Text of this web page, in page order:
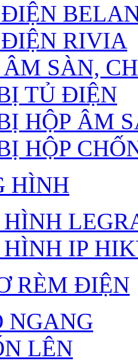
RIVIA
SÀN,
TỦ ĐIỆN
HỘP ÂM
HỘP
HÌNH
HÌNH IP
RÈM ĐIỆN
NGANG
LÊN